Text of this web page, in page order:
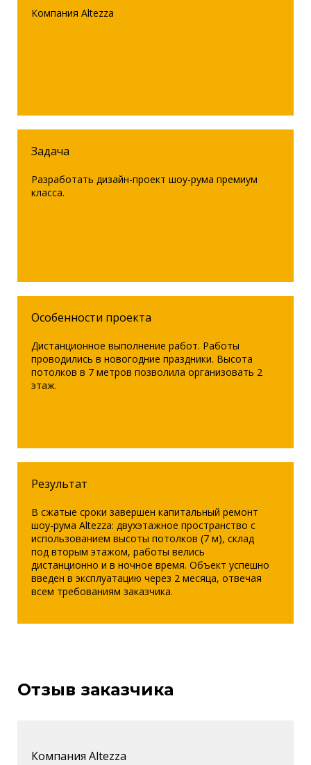
Компания Altezza
Задача
Разработать дизайн-проект шоу-рума премиум
класса.
Особенности проекта
Дистанционное выполнение работ. Работы
проводились в новогодние праздники. Высота
потолков в 7 метров позволила организовать 2
этаж.
Результат
В сжатые сроки завершен капитальный ремонт
шоу-рума Altezza: двухэтажное пространство с
использованием высоты потолков (7 м), склад
под вторым этажом, работы велись
дистанционно и в ночное время. Объект успешно
введен в эксплуатацию через 2 месяца, отвечая
всем требованиям заказчика.
Отзыв заказчика
Компания Altezza